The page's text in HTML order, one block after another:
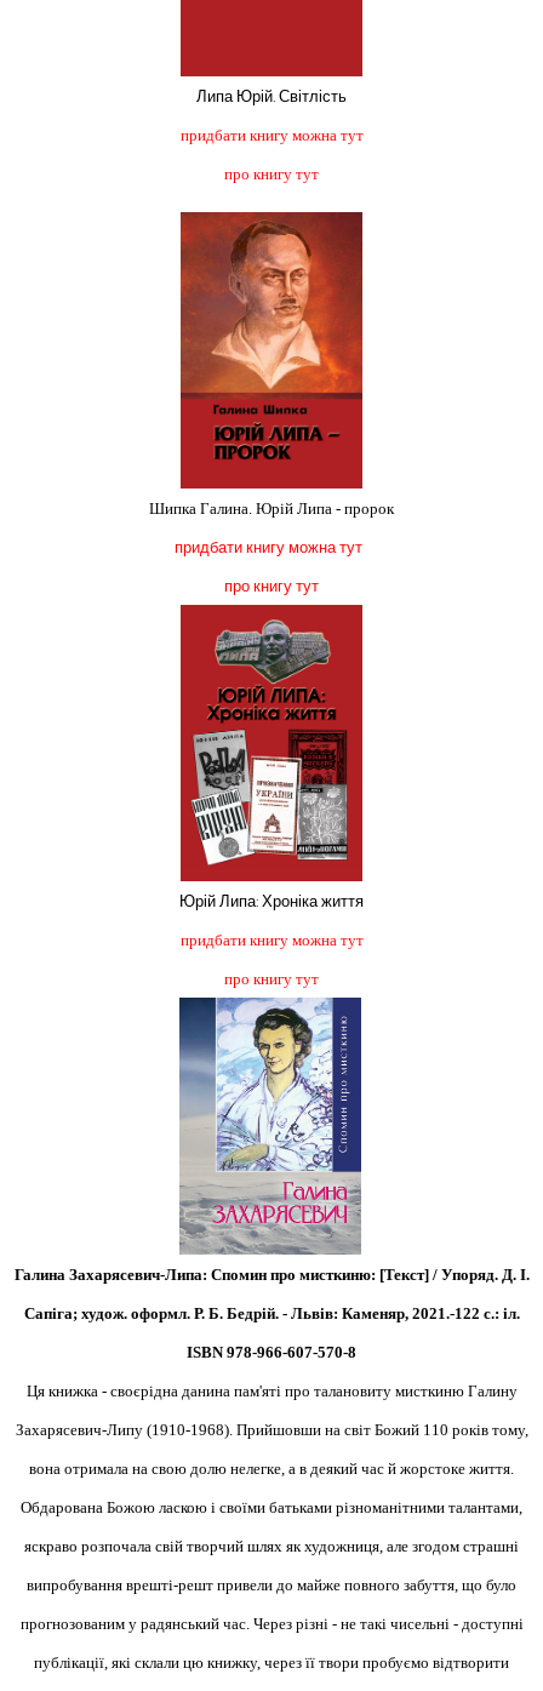
Липа Юрій. Світлість
придбати книгу можна тут
про книгу тут
Шипка Галина. Юрій Липа - пророк
придбати книгу можна тут
про книгу тут
Юрій Липа: Хроніка життя
придбати книгу можна тут
про книгу тут
Галина Захарясевич-Липа: Спомин про мисткиню: [Текст] / Упоряд. Д. І.
Сапіга; худож. оформл. Р. Б. Бедрій. - Львів: Каменяр, 2021.-122 с.: іл.
ISBN 978-966-607-570-8
Ця книжка - своєрідна данина пам'яті про талановиту мисткиню Галину
Захарясевич-Липу (1910-1968). Прийшовши на світ Божий 110 років тому,
вона отримала на свою долю нелегке, а в деякий час й жорстоке життя.
Обдарована Божою ласкою і своїми батьками різноманітними талантами,
яскраво розпочала свій творчий шлях як художниця, але згодом страшні
випробування врешті-решт привели до майже повного забуття, що було
прогнозованим у радянський час. Через різні - не такі чисельні - доступні
публікації, які склали цю книжку, через її твори пробуємо відтворити